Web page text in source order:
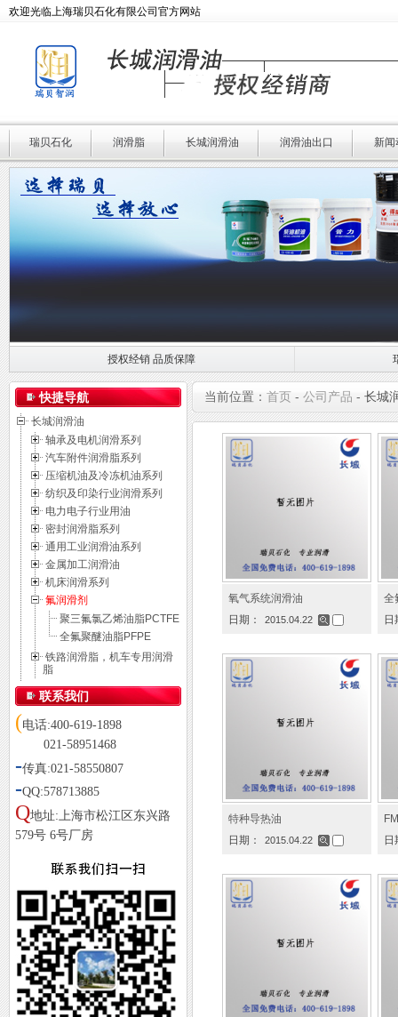
欢迎光临上海瑞贝石化有限公司官方网站
瑞贝石化 润滑脂 长城润滑油 润滑油出口 新闻
授权经销 品质保障
授权经销 品质保障
瑞贝石化 专业润滑
快捷导航
长城润滑油
轴承及电机润滑系列
汽车附件润滑脂系列
压缩机油及冷冻机油系列
纺织及印染行业润滑系列
电力电子行业用油
密封润滑脂系列
通用工业润滑油系列
金属加工润滑油
机床润滑系列
氟润滑剂
聚三氟氯乙烯油脂PCTFE
全氟聚醚油脂PFPE
铁路润滑脂，机车专用润滑
脂
联系我们
(电话:400-619-1898
021-58951468
-传真:021-58550807
-QQ:578713885
Q地址:上海市松江区东兴路
579号 6号厂房
当前位置： 首页 - 公司产品 - 长城
氧气系统润滑油
日期：
2015.04.22
全
日
特种导热油
日期：
2015.04.22
日